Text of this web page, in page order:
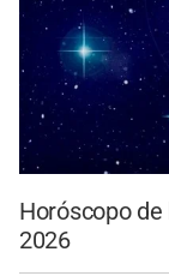
Horóscopo
2026